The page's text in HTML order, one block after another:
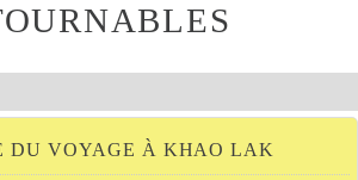
DU VOYAGE À KHAO LAK